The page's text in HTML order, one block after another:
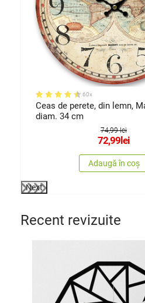
60x
Ceas de perete, din lemn,
diam. 34 cm
74,99 lei
72,99 lei
Adaugă în coș
Next
Recent revizuite